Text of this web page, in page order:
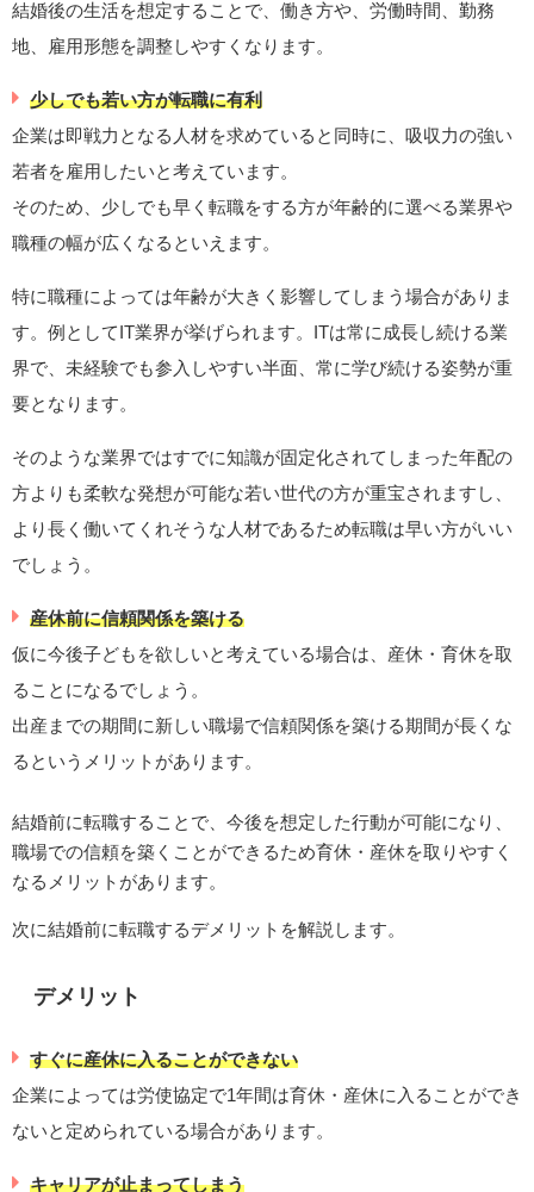
結婚後の生活を想定することで、働き方や、労働時間、勤務
地、雇用形態を調整しやすくなります。
少しでも若い方が転職に有利
企業は即戦力となる人材を求めていると同時に、吸収力の強い
若者を雇用したいと考えています。
そのため、少しでも早く転職をする方が年齢的に選べる業界や
職種の幅が広くなるといえます。
特に職種によっては年齢が大きく影響してしまう場合がありま
す。例としてIT業界が挙げられます。ITは常に成長し続ける業
界で、未経験でも参入しやすい半面、常に学び続ける姿勢が重
要となります。
そのような業界ではすでに知識が固定化されてしまった年配の
方よりも柔軟な発想が可能な若い世代の方が重宝されますし、
より長く働いてくれそうな人材であるため転職は早い方がいい
でしょう。
産休前に信頼関係を築ける
仮に今後子どもを欲しいと考えている場合は、産休・育休を取
ることになるでしょう。
出産までの期間に新しい職場で信頼関係を築ける期間が長くな
るというメリットがあります。
結婚前に転職することで、今後を想定した行動が可能になり、
職場での信頼を築くことができるため育休・産休を取りやすく
なるメリットがあります。
次に結婚前に転職するデメリットを解説します。
デメリット
すぐに産休に入ることができない
企業によっては労使協定で1年間は育休・産休に入ることができ
ないと定められている場合があります。
キャリアが止まってしまう